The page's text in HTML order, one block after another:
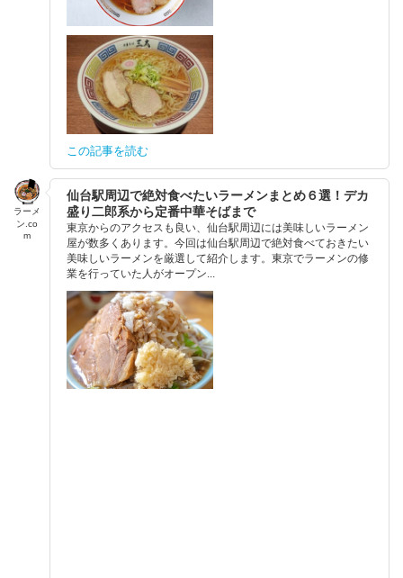
この記事を読む
ラーメ
ン.co
m
仙台駅周辺で絶対食べたいラーメンまとめ６選！デカ
盛り二郎系から定番中華そばまで
東京からのアクセスも良い、仙台駅周辺には美味しいラーメン
屋が数多くあります。今回は仙台駅周辺で絶対食べておきたい
美味しいラーメンを厳選して紹介します。東京でラーメンの修
業を行っていた人がオープン...